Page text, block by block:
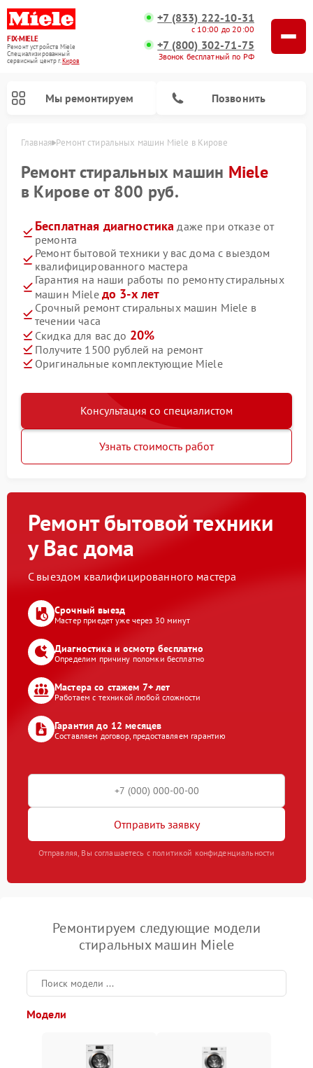
FIX-MIELE
Ремонт устройств Miele
Специализированный
cервисный центр г.Киров
+7 (833) 222-10-31
с 10:00 до 20:00
+7 (800) 302-71-75
Звонок бесплатный по РФ
Мы ремонтируем Позвонить
Главная Ремонт стиральных машин Miele в Кирове
Ремонт стиральных машин Miele
в Кирове от 800 руб.
Бесплатная диагностика даже при отказе от
ремонта
Ремонт бытовой техники у вас дома с выездом
квалифицированного мастера
Гарантия на наши работы по ремонту стиральных
машин Miele до 3-х лет
Срочный ремонт стиральных машин Miele в
течении часа
Скидка для вас до 20%
Получите 1500 рублей на ремонт
Оригинальные комплектующие Miele
Консультация со специалистом
Узнать стоимость работ
Ремонт бытовой техники
у Вас дома
С выездом квалифицированного мастера
Срочный выезд
Мастер приедет уже через 30 минут
Диагностика и осмотр бесплатно
Определим причину поломки бесплатно
Мастера со стажем 7+ лет
Работаем с техникой любой сложности
Гарантия до 12 месяцев
Составляем договор, предоставляем гарантию
Отправить заявку
Отправляя, Вы соглашаетесь с политикой конфиденциальности
Ремонтируем следующие модели
стиральных машин Miele
Модели